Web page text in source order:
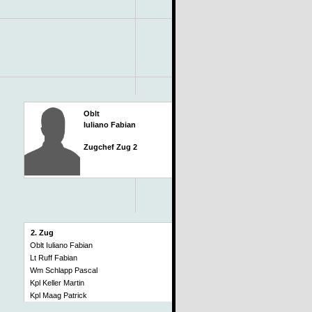
Oblt
Iuliano Fabian
Zugchef Zug 2
2. Zug
Oblt Iuliano Fabian
Lt Ruff Fabian
Wm Schlapp Pascal
Kpl Keller Martin
Kpl Maag Patrick